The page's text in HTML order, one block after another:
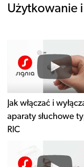
Użytkowanie i
Jak włączać i
aparaty słuchowe
RIC